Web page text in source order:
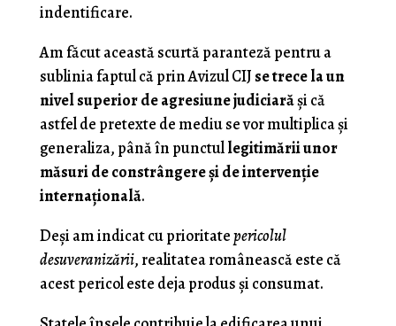
indentificare.
Am făcut această scurtă paranteză pentru a
sublinia faptul că prin Avizul CIJ se trece la un
nivel superior de agresiune judiciarăşi că
astfel de pretexte de mediu se vor multiplica şi
generaliza, până în punctullegitimării unor
măsuri de constrângere şi de intervenţie
internaţională.
Deşi am indicat cu prioritatepericolul
desuveranizării, realitatea românească este că
acest pericol este deja produs şi consumat.